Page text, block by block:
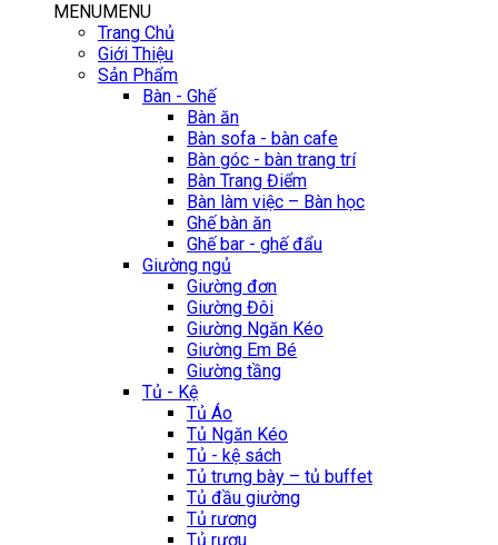
MENUMENU
Trang Chủ
Giới Thiệu
Sản Phẩm
Bàn - Ghế
Bàn ăn
Bàn sofa - bàn cafe
Bàn góc - bàn trang trí
Bàn Trang Điểm
Bàn làm việc – Bàn học
Ghế bàn ăn
Ghế bar - ghế đẩu
Giường ngủ
Giường đơn
Giường Đôi
Giường Ngăn Kéo
Giường Em Bé
Giường tầng
Tủ - Kệ
Tủ Áo
Tủ Ngăn Kéo
Tủ - kệ sách
Tủ trưng bày – tủ buffet
Tủ đầu giường
Tủ rương
Tủ rượu